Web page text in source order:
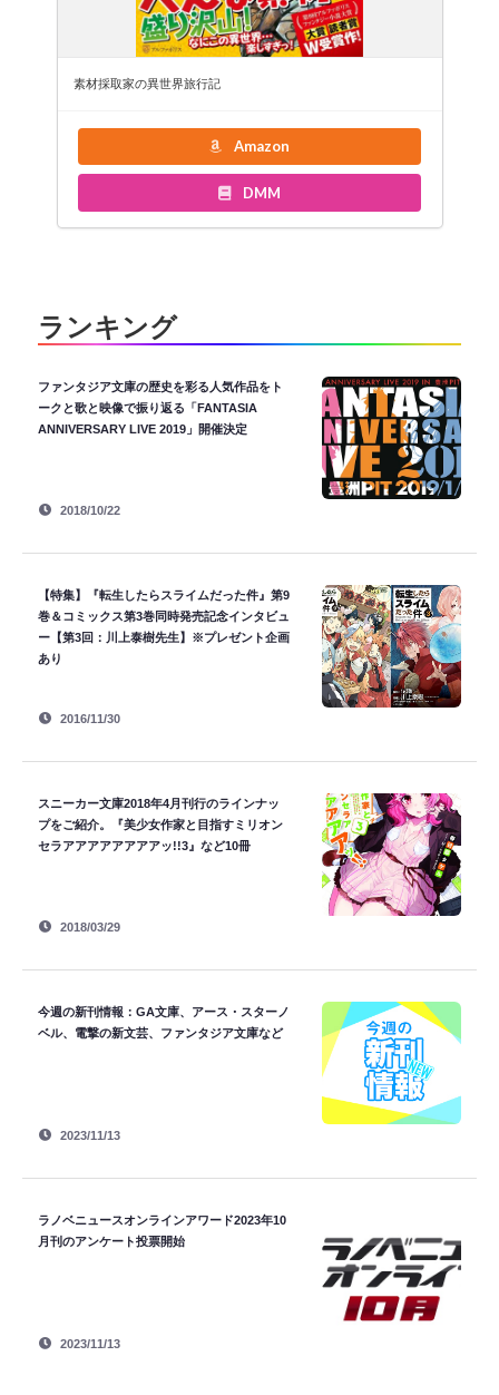
素材採取家の異世界旅行記
Amazon
DMM
ランキング
ファンタジア文庫の歴史を彩る人気作品をト
ークと歌と映像で振り返る「FANTASIA
ANNIVERSARY LIVE 2019」開催決定
2018/10/22
【特集】『転生したらスライムだった件』第9
巻＆コミックス第3巻同時発売記念インタビュ
ー【第3回：川上泰樹先生】※プレゼント企画
あり
2016/11/30
スニーカー文庫2018年4月刊行のラインナッ
プをご紹介。『美少女作家と目指すミリオン
セラアアアアアアアアッ!!3』など10冊
2018/03/29
今週の新刊情報：GA文庫、アース・スターノ
ベル、電撃の新文芸、ファンタジア文庫など
2023/11/13
ラノベニュースオンラインアワード2023年10
月刊のアンケート投票開始
2023/11/13